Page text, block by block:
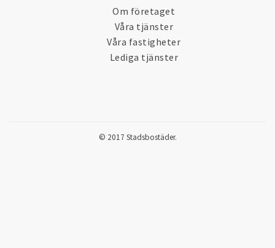
Om företaget
Våra tjänster
Våra fastigheter
Lediga tjänster
© 2017 Stadsbostäder.